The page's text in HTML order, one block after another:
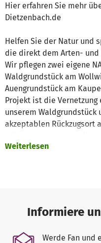
Hier erfahren Sie mehr
Dietzenbach.de
Helfen Sie der Natur und
die direkt dem Arten- und
Wir pflegen zwei eigene
Waldgrundstück am
Auengrundstück am
Projekt ist die
unserem Waldgrundstück
akzeptablen Rückzugsort
pachten und den
nachgepflanzt werden.
Waldfläche wird als
pflanzen Elsbeeren und
Weiterlesen
Informiere
Werde Fan und